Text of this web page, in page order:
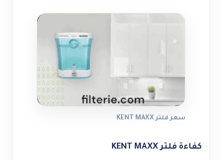
سعر فلتر KENT MAXX
كفاءة فلتر KENT MAXX